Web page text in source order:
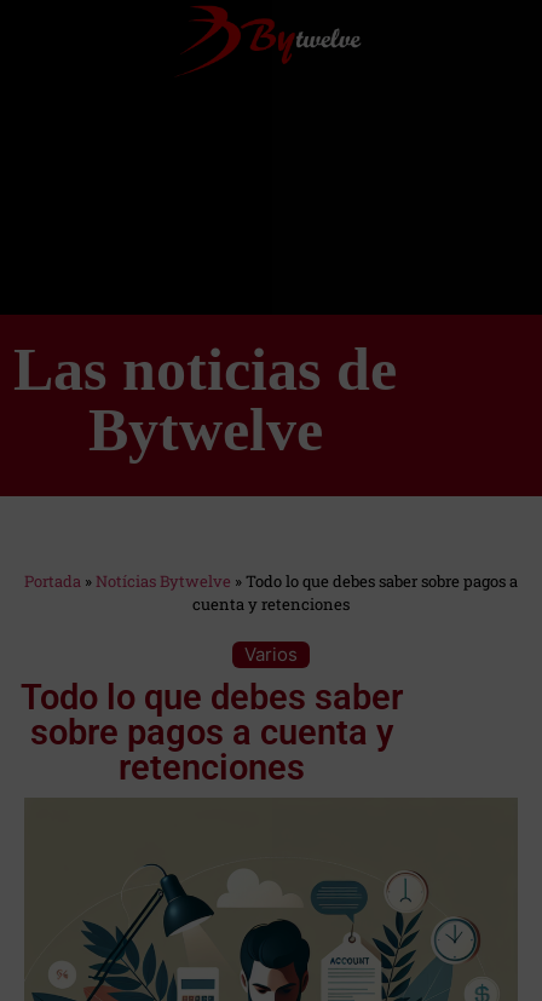
Las noticias de
Bytwelve
Portada »Notícias Bytwelve »Todo lo que debes saber sobre pagos a
cuenta y retenciones
Varios
Todo lo que debes saber
sobre pagos a cuenta y
retenciones